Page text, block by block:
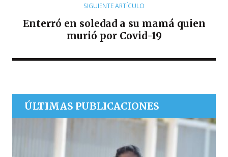
SIGUIENTE ARTÍCULO
Enterró en soledad a su mamá quien
murió por Covid-19
ÚLTIMAS PUBLICACIONES